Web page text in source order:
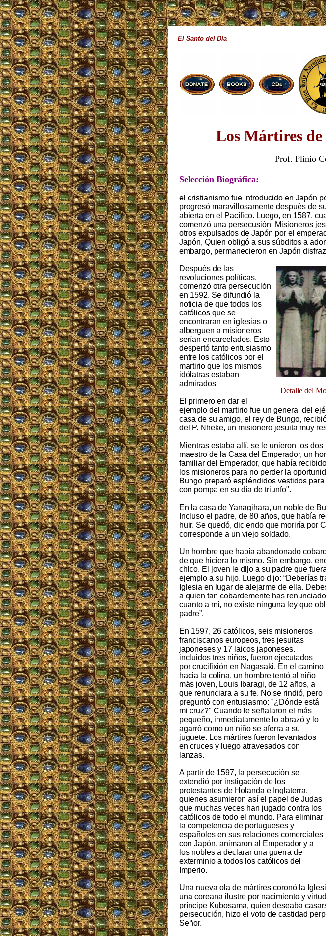
El Santo del Día
Los Mártires de
Prof. Plinio
Selección Biográfica:
el cristianismo fue introducido en Japón
progresó maravillosamente después de
abierta en el Pacífico. Luego, en 1587,
comenzó una persecusión. Misioneros
otros expulsados de Japón por el
Japón, Quien obligó a sus súbditos a
embargo, permanecieron en Japón
Detalle del
Después de las
revoluciones políticas,
comenzó otra persecución
en 1592. Se difundió la
noticia de que todos los
católicos que se
encontraran en iglesias o
alberguen a misioneros
serían encarcelados. Esto
despertó tanto entusiasmo
entre los católicos por el
martirio que los mismos
idólatras estaban
admirados.
El primero en dar el
ejemplo del martirio fue un general del
casa de su amigo, el rey de Bungo,
del P. Nheke, un misionero jesuita muy
Mientras estaba allí, se le unieron los
maestro de la Casa del Emperador, un
familiar del Emperador, que había
los misioneros para no perder la
Bungo preparó espléndidos vestidos
con pompa en su día de triunfo".
En la casa de Yanagihara, un noble de
Incluso el padre, de 80 años, que había
huir. Se quedó, diciendo que moriría por
corresponde a un viejo soldado.
Un hombre que había abandonado
de que hiciera lo mismo. Sin embargo,
chico. El joven le dijo a su padre que
ejemplo a su hijo. Luego dijo: “Deberías
Iglesia en lugar de alejarme de ella.
a quien tan cobardemente has
cuanto a mí, no existe ninguna ley que
padre”.
En 1597, 26 católicos, seis misioneros
franciscanos europeos, tres jesuitas
japoneses y 17 laicos japoneses,
incluidos tres niños, fueron ejecutados
por crucifixión en Nagasaki. En el camino
hacia la colina, un hombre tentó al niño
más joven, Louis Ibaragi, de 12 años, a
que renunciara a su fe. No se rindió, pero
preguntó con entusiasmo: "¿Dónde está
mi cruz?" Cuando le señalaron el más
pequeño, inmediatamente lo abrazó y lo
agarró como un niño se aferra a su
juguete. Los mártires fueron levantados
en cruces y luego atravesados con
lanzas.
A partir de 1597, la persecución se
extendió por instigación de los
protestantes de Holanda e Inglaterra,
quienes asumieron así el papel de Judas
que muchas veces han jugado contra los
católicos de todo el mundo. Para eliminar
la competencia de portugueses y
españoles en sus relaciones comerciales
con Japón, animaron al Emperador y a
los nobles a declarar una guerra de
exterminio a todos los católicos del
Imperio.
Una nueva ola de mártires coronó la
una coreana ilustre por nacimiento y
príncipe Kubosama, quien deseaba
persecución, hizo el voto de castidad
Señor.